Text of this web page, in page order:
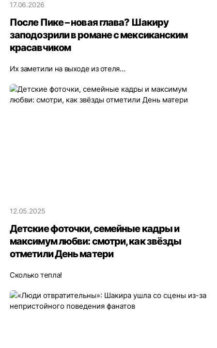
17.06.2026
После Пике – новая глава? Шакиру
заподозрили в романе с мексиканским
красавчиком
Их заметили на выходе из отеля…
12.05.2025
Детские фоточки, семейные кадры и
максимум любви: смотри, как звёзды
отметили День матери
Сколько тепла!